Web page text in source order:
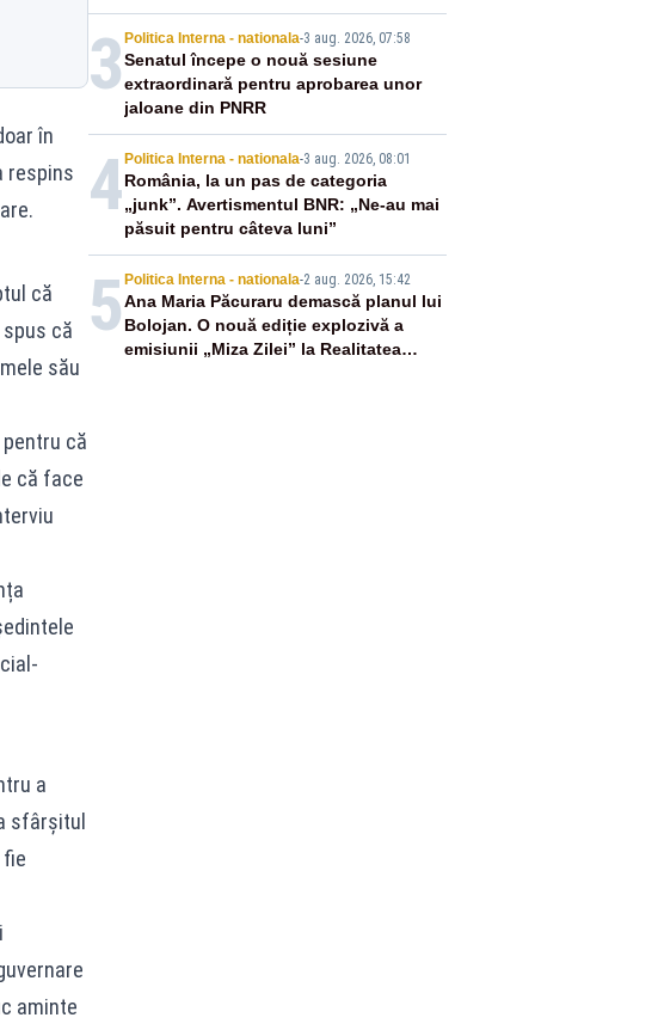
în
respins
că
că
său
că
că face
a
sfârșitul
aminte
3 Politica Interna - nationala-3 aug. 2026, 07:58
Senatul începe o nouă sesiune
extraordinară pentru aprobarea unor
jaloane din PNRR
4 Politica Interna - nationala-3 aug. 2026, 08:01
România, la un pas de categoria
„junk”. Avertismentul BNR: „Ne-au mai
păsuit pentru câteva luni”
5 Politica Interna - nationala-2 aug. 2026, 15:42
Ana Maria Păcuraru demască planul lui
Bolojan. O nouă ediție explozivă a
emisiunii „Miza Zilei” la Realitatea